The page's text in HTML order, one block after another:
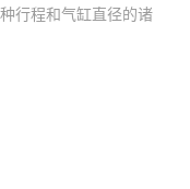
行程和气缸直径的诸